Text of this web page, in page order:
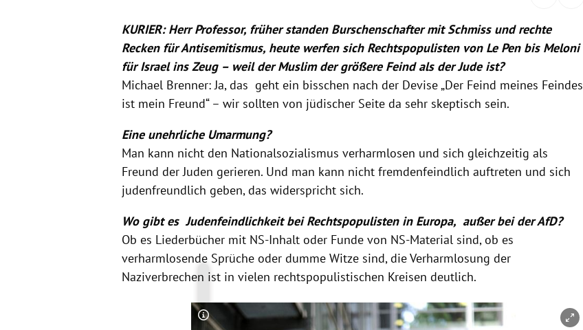
KURIER: Herr Professor, früher standen Burschenschafter mit Schmiss und rechte
Recken für Antisemitismus, heute werfen sich Rechtspopulisten von Le Pen bis Meloni
für Israel ins Zeug – weil der Muslim der größere Feind als der Jude ist?
Michael Brenner: Ja, das geht ein bisschen nach der Devise „Der Feind meines Feindes
ist mein Freund“ – wir sollten von jüdischer Seite da sehr skeptisch sein.
Eine unehrliche Umarmung?
Man kann nicht den Nationalsozialismus verharmlosen und sich gleichzeitig als
Freund der Juden gerieren. Und man kann nicht fremdenfeindlich auftreten und sich
judenfreundlich geben, das widerspricht sich.
Wo gibt es Judenfeindlichkeit bei Rechtspopulisten in Europa, außer bei der AfD?
Ob es Liederbücher mit NS-Inhalt oder Funde von NS-Material sind, ob es
verharmlosende Sprüche oder dumme Witze sind, die Verharmlosung der
Naziverbrechen ist in vielen rechtspopulistischen Kreisen deutlich.
Copyright-Hinweis öffnen/schließen